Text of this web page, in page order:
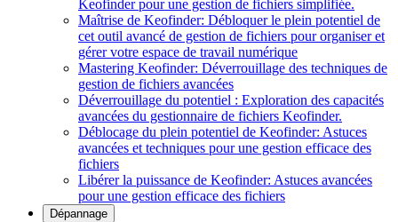
Keofinder pour une gestion de fichiers simplifiée.
Maîtrise de Keofinder: Débloquer le plein potentiel de
cet outil avancé de gestion de fichiers pour organiser et
gérer votre espace de travail numérique
Mastering Keofinder: Déverrouillage des techniques de
gestion de fichiers avancées
Déverrouillage du potentiel : Exploration des capacités
avancées du gestionnaire de fichiers Keofinder.
Déblocage du plein potentiel de Keofinder: Astuces
avancées et techniques pour une gestion efficace des
fichiers
Libérer la puissance de Keofinder: Astuces avancées
pour une gestion efficace des fichiers
Dépannage